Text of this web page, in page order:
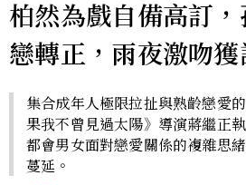
柏然為戲自備高訂
戀轉正，雨夜激吻
集合成年人極限拉扯與熟齡戀愛
果我不曾見過太陽》導演蔣繼正
都會男女面對戀愛關係的複雜思
蔓延。